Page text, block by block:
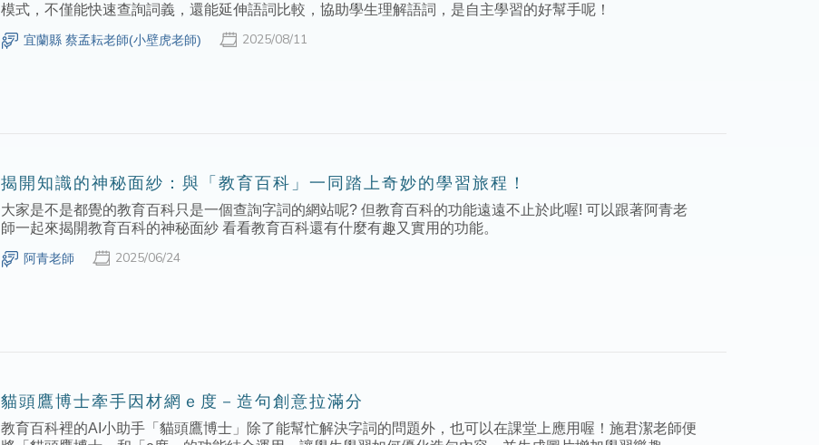
模式，不僅能快速查詢詞義，還能延伸語詞比較，協助學生理解語詞，是自主學習的好幫手呢！
宜蘭縣 蔡孟耘老師(小壁虎老師) 2025/08/11
揭開知識的神秘面紗：與「教育百科」一同踏上奇妙的學習旅程！
大家是不是都覺的教育百科只是一個查詢字詞的網站呢? 但教育百科的功能遠遠不止於此喔! 可以跟著阿青老
師一起來揭開教育百科的神秘面紗 看看教育百科還有什麼有趣又實用的功能。
阿青老師 2025/06/24
貓頭鷹博士牽手因材網ｅ度－造句創意拉滿分
教育百科裡的AI小助手「貓頭鷹博士」除了能幫忙解決字詞的問題外，也可以在課堂上應用喔！施君潔老師便